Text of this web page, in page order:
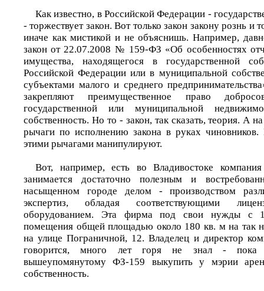
Как известно, в Российской Федерации -
- торжествует закон. Вот только закон закону рознь и
иначе как мистикой и не объяснишь. Например,
закон от 22.07.2008 № 159-ФЗ «Об особенностях
имущества, находящегося в государственной
Российской Федерации или в муниципальной
субъектами малого и среднего
закрепляют преимущественное право
государственной или муниципальной
собственность. Но то - закон, так сказать, теория. А
рычаги по исполнению закона в руках
этими рычагами манипулируют.
Вот, например, есть во Владивостоке
занимается достаточно полезным и
насыщенном городе делом - производством
экспертиз, обладая соответствующими
оборудованием. Эта фирма под свои нужды с
помещения общей площадью около 180 кв. м на так
на улице Пограничной, 12. Владелец и директор
говорится, много лет горя не знал - пока
вышеупомянутому ФЗ-159 выкупить у мэрии
собственность.